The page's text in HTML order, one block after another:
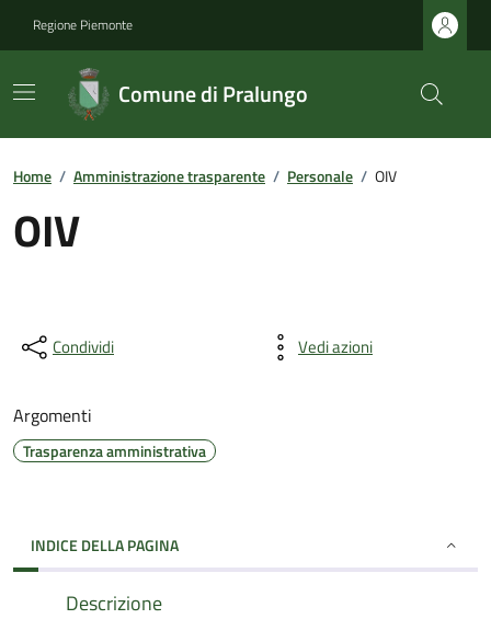
Regione Piemonte
Comune di Pralungo
Home / Amministrazione trasparente / Personale / OIV
OIV
Condividi Vedi azioni
Argomenti
Trasparenza amministrativa
INDICE DELLA PAGINA
Descrizione